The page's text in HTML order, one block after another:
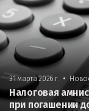
31 марта 2026 г. •
Налоговая
при погашении